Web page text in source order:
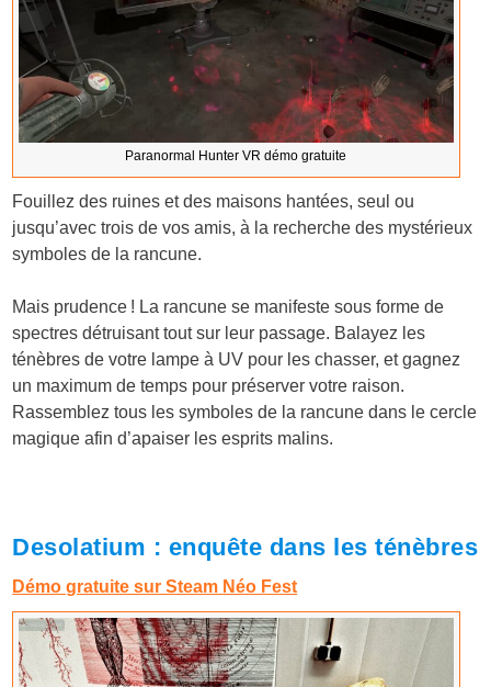
Paranormal Hunter VR démo gratuite
Fouillez des ruines et des maisons hantées, seul ou
jusqu’avec trois de vos amis, à la recherche des mystérieux
symboles de la rancune.
Mais prudence ! La rancune se manifeste sous forme de
spectres détruisant tout sur leur passage. Balayez les
ténèbres de votre lampe à UV pour les chasser, et gagnez
un maximum de temps pour préserver votre raison.
Rassemblez tous les symboles de la rancune dans le cercle
magique afin d’apaiser les esprits malins.
Desolatium : enquête dans les ténèbres
Démo gratuite sur Steam Néo Fest